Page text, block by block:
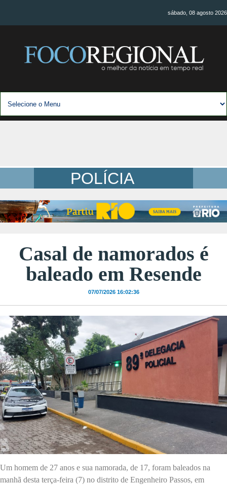
sábado, 08 agosto 2026
POLÍCIA
Casal de namorados é
baleado em Resende
07/07/2026 16:02:36
Um homem de 27 anos e sua namorada, de 17, foram baleados na
manhã desta terça-feira (7) no distrito de Engenheiro Passos, em